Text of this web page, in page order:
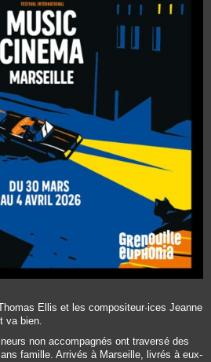
Ellis et les compositeur·ices Jeanne
va bien.
non accompagnés ont traversé des
famille. Arrivés à Marseille, livrés à eux-